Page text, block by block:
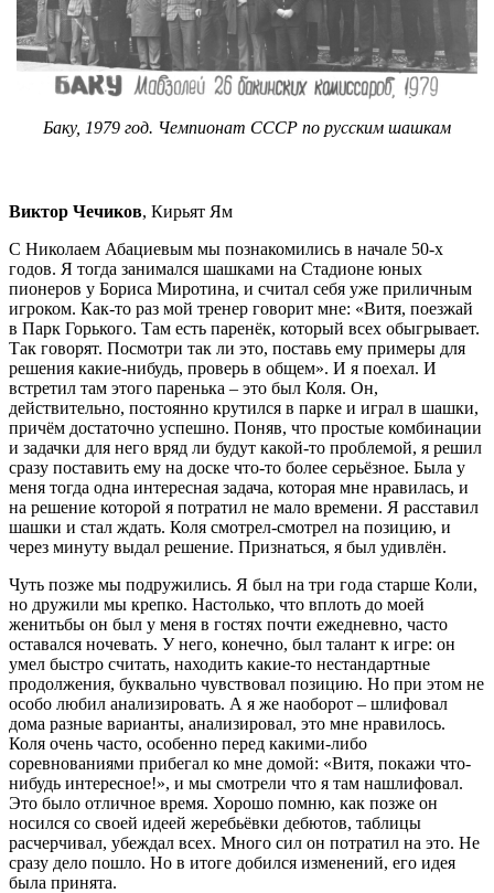
Баку, 1979 год. Чемпионат СССР по русским шашкам
Виктор Чечиков, Кирьят Ям
С Николаем Абациевым мы познакомились в начале 50-х
годов. Я тогда занимался шашками на Стадионе юных
пионеров у Бориса Миротина, и считал себя уже приличным
игроком. Как-то раз мой тренер говорит мне: «Витя, поезжай
в Парк Горького. Там есть паренёк, который всех обыгрывает.
Так говорят. Посмотри так ли это, поставь ему примеры для
решения какие-нибудь, проверь в общем». И я поехал. И
встретил там этого паренька – это был Коля. Он,
действительно, постоянно крутился в парке и играл в шашки,
причём достаточно успешно. Поняв, что простые комбинации
и задачки для него вряд ли будут какой-то проблемой, я решил
сразу поставить ему на доске что-то более серьёзное. Была у
меня тогда одна интересная задача, которая мне нравилась, и
на решение которой я потратил не мало времени. Я расставил
шашки и стал ждать. Коля смотрел-смотрел на позицию, и
через минуту выдал решение. Признаться, я был удивлён.
Чуть позже мы подружились. Я был на три года старше Коли,
но дружили мы крепко. Настолько, что вплоть до моей
женитьбы он был у меня в гостях почти ежедневно, часто
оставался ночевать. У него, конечно, был талант к игре: он
умел быстро считать, находить какие-то нестандартные
продолжения, буквально чувствовал позицию. Но при этом не
особо любил анализировать. А я же наоборот – шлифовал
дома разные варианты, анализировал, это мне нравилось.
Коля очень часто, особенно перед какими-либо
соревнованиями прибегал ко мне домой: «Витя, покажи что-
нибудь интересное!», и мы смотрели что я там нашлифовал.
Это было отличное время. Хорошо помню, как позже он
носился со своей идеей жеребьёвки дебютов, таблицы
расчерчивал, убеждал всех. Много сил он потратил на это. Не
сразу дело пошло. Но в итоге добился изменений, его идея
была принята.